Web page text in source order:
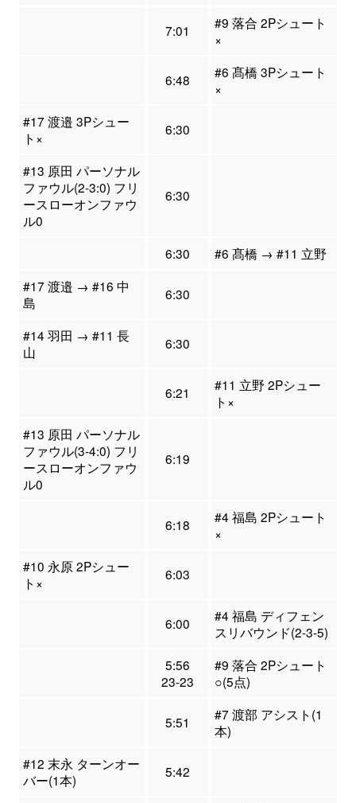
7:01
#9 落合 2Pシュート
×
6:48
#6 髙橋 3Pシュート
×
#17 渡邉 3Pシュー
ト×
6:30
#13 原田 パーソナル
ファウル(2-3:0) フリ
ースローオンファウ
ル0
6:30
6:30
#6 髙橋 → #11 立野
#17 渡邉 → #16 中
島
6:30
#14 羽田 → #11 長
山
6:30
6:21
#11 立野 2Pシュー
ト×
#13 原田 パーソナル
ファウル(3-4:0) フリ
ースローオンファウ
ル0
6:19
6:18
#4 福島 2Pシュート
×
#10 永原 2Pシュー
ト×
6:03
6:00
#4 福島 ディフェン
スリバウンド(2-3-5)
5:56
23-23
#9 落合 2Pシュート
○(5点)
5:51
#7 渡部 アシスト(1
本)
#12 末永 ターンオー
バー(1本)
5:42